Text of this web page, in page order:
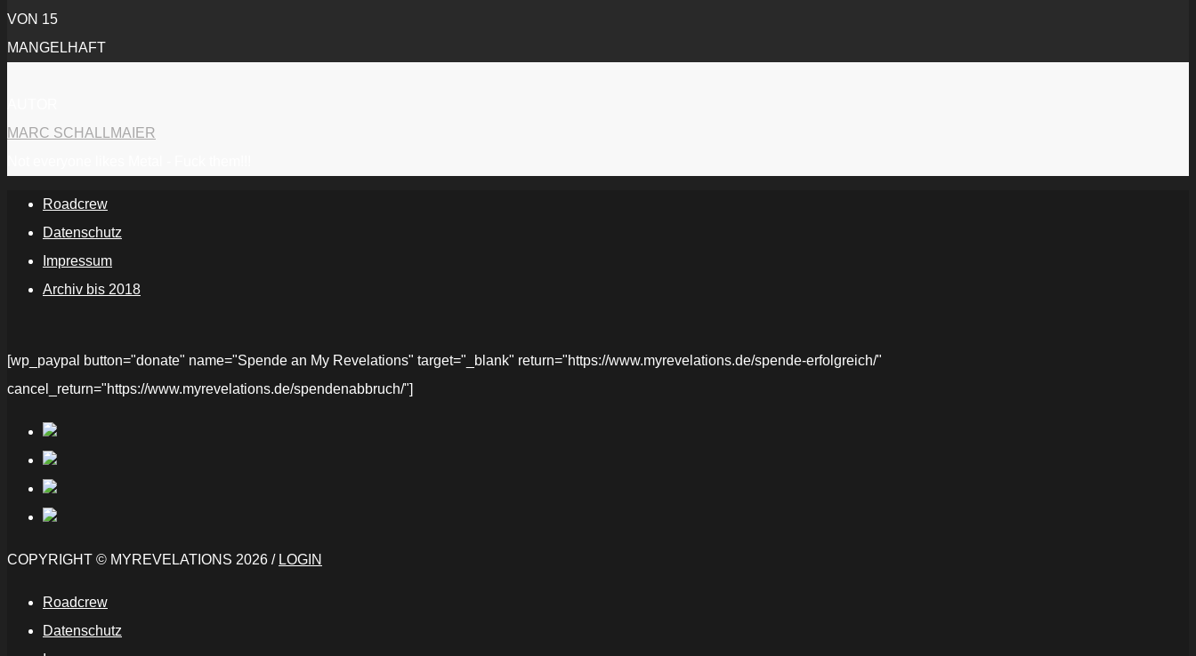
VON 15
MANGELHAFT
MARC SCHALLMAIER
Roadcrew
Datenschutz
Impressum
Archiv bis 2018
[wp_paypal button="donate" name="Spende an My Revelations" target="_blank" return="https://www.myrevelations.de/spende-erfolgreich/"
cancel_return="https://www.myrevelations.de/spendenabbruch/"]
COPYRIGHT © MYREVELATIONS 2026 / LOGIN
Roadcrew
Datenschutz